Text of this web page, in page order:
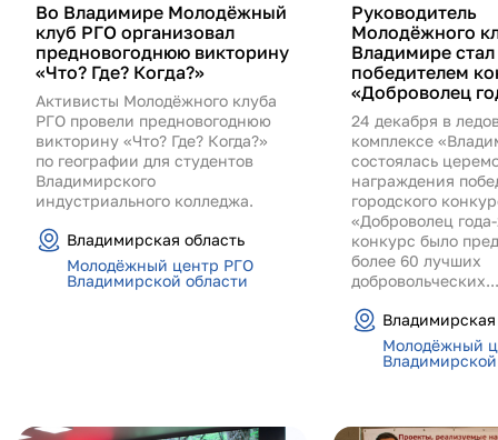
Во Владимире Молодёжный
клуб РГО организовал
предновогоднюю викторину
«Что? Где? Когда?»
Активисты Молодёжного клуба
РГО провели предновогоднюю
викторину «Что? Где? Когда?»
по географии для студентов
Владимирского
индустриального колледжа.
Владимирская область
Молодёжный центр РГО
Владимирской области
Руководитель
Молодёжного
Владимире стал
победителем
«Доброволец
24 декабря в
комплексе
состоялась
награждения
городского
«Доброволец
конкурс было
более 60 лучших
добровольческих...
Владимирская
Молодёжный